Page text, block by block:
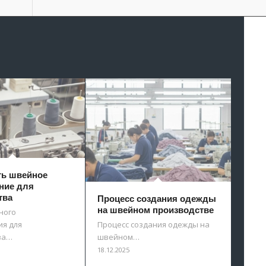
швейное
для
для
Процесс создания одежды
на швейном производстве
Процесс создания одежды на
швейном…
18.12.2025